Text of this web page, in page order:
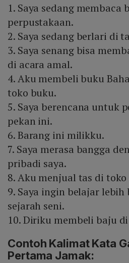
1. Saya sedang membaca
perpustakaan.
2. Saya sedang berlari di
3. Saya senang bisa
di acara amal.
4. Aku membeli buku
toko buku.
5. Saya berencana untuk
pekan ini.
6. Barang ini milikku.
7. Saya merasa bangga
pribadi saya.
8. Aku menjual tas di toko
9. Saya ingin belajar
sejarah seni.
10. Diriku membeli baju
Contoh Kalimat Kata
Pertama Jamak: